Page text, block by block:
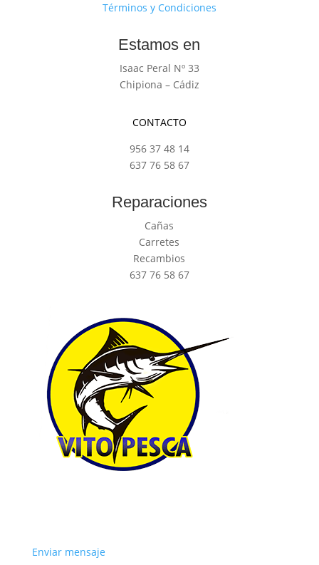
Términos y Condiciones
Estamos en
Isaac Peral Nº 33
Chipiona – Cádiz
CONTACTO
956 37 48 14
637 76 58 67
Reparaciones
Cañas
Carretes
Recambios
637 76 58 67
Enviar mensaje